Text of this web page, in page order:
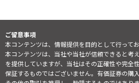
ご留意事項
本コンテンツは、情報提供を目的として行ってお
本コンテンツは、当社や当社が信頼できると考
を提供していますが、当社はその正確性や完全
保証するものではございません。有価証券の購